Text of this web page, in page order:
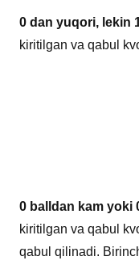
0 dan yuqori, lekin
kiritilgan va qabul
0 balldan kam yoki
kiritilgan va qabul
qabul qilinadi.